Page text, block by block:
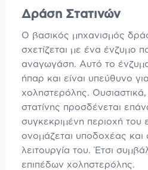
Δράση Στατινών
Ο βασικός μηχανισμός
σχετίζεται με ένα ένζυμο
αναγωγάση. Αυτό το
ήπαρ και είναι υπεύθυνο
χοληστερόλης. Ουσιαστικά,
στατίνης προσδένεται
συγκεκριμένη περιοχή του
ονομάζεται υποδοχέας και
λειτουργία του. Έτσι
επιπέδων χοληστερόλης.